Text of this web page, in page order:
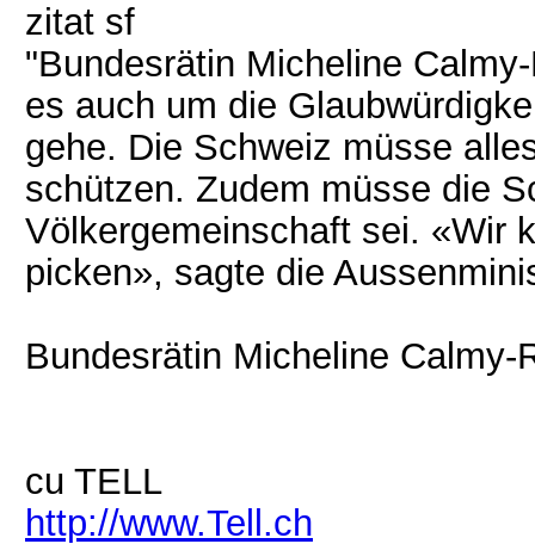
zitat sf
"Bundesrätin Micheline
es auch um die
gehe. Die Schweiz müsse
schützen. Zudem müsse die
Völkergemeinschaft sei. «Wir
picken», sagte die
Bundesrätin Micheline
cu TELL
http://www.Tell.ch